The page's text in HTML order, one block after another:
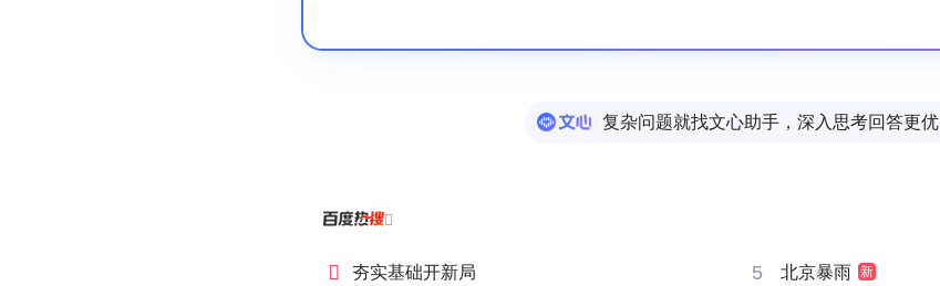
复杂问题就找文心助手，深入思考回答更优

 夯实基础开新局 5 北京暴雨 新